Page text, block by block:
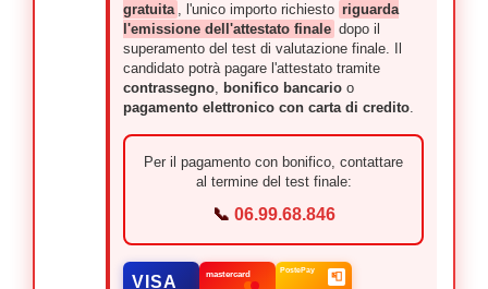
gratuita , l'unico importo richiesto riguarda
l'emissione dell'attestato finale dopo il
superamento del test di valutazione finale. Il
candidato potrà pagare l'attestato tramite
contrassegno, bonifico bancario o
pagamento elettronico con carta di credito.
Per il pagamento con bonifico, contattare
al termine del test finale:
📞 06.99.68.846
VISA mastercard PostePay
📮